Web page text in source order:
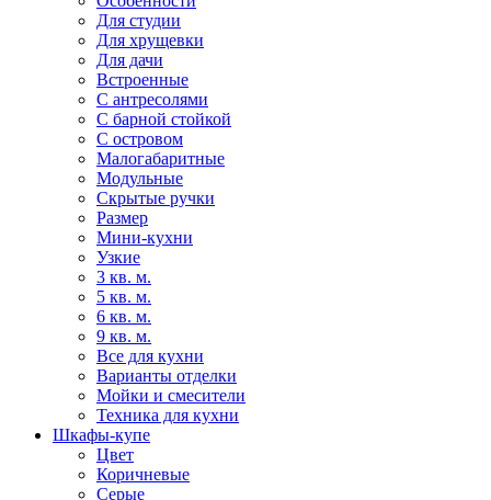
Для студии
Для хрущевки
Для дачи
Встроенные
С антресолями
С барной стойкой
С островом
Малогабаритные
Модульные
Скрытые ручки
Размер
Мини-кухни
Узкие
3 кв. м.
5 кв. м.
6 кв. м.
9 кв. м.
Все для кухни
Варианты отделки
Мойки и смесители
Техника для кухни
Шкафы-купе
Цвет
Коричневые
Серые